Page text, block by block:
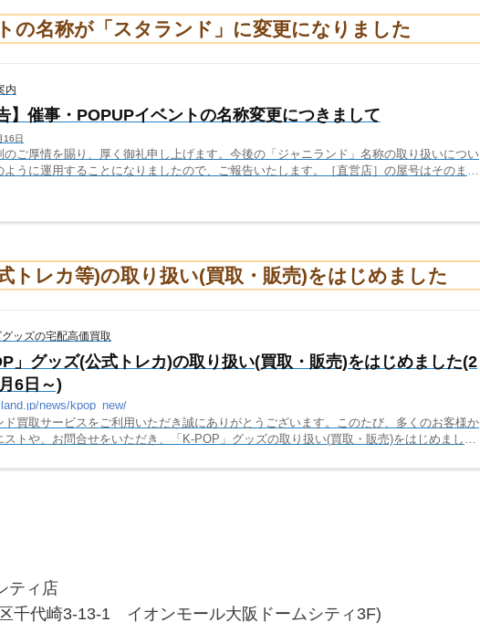
の名称が「スタランド」に変更になりました
内
】催事・POPUPイベントの名称変更につきまして
16日
のご厚情を賜り、厚く御礼申し上げます。今後の「ジャニランド」名称の取り扱いについ
ように運用することになりましたので、ご報告いたします。［直営店］の屋号はそのまま
ランド」のまま、名称変更無く継続致します。［催事・POPUPイベント名］は「スタラ
トレカ等)の取り扱い(買取・販売)をはじめました
ッズの宅配高価買取
」グッズ(公式トレカ)の取り扱い(買取・販売)をはじめました(2
6日～)
news/kpop_new/
ド買取サービスをご利用いただき誠にありがとうございます。このたび、多くのお客様か
ストや、お問合せをいただき、「K-POP」グッズの取り扱い(買取・販売)をはじめまし
ティ店
千代崎3-13-1 イオンモール大阪ドームシティ3F)